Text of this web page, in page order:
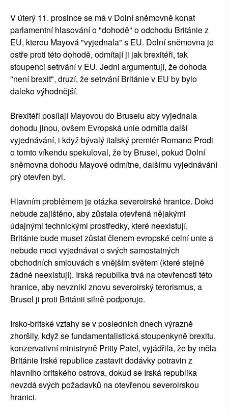
V úterý 11. prosince se má v Dolní sněmovně konat
parlamentní hlasování o "dohodě" o odchodu Británie z
EU, kterou Mayová "vyjednala" s EU. Dolní sněmovna je
ostře proti této dohodě, odmítají ji jak brexitéři, tak
stoupenci setrvání v EU. Jedni argumentují, že dohoda
"není brexit", druzí, že setrvání Británie v EU by bylo
daleko výhodnější.
Brexitéři posílají Mayovou do Bruselu aby vyjednala
dohodu jinou, ovšem Evropská unie odmítla další
vyjednávání, i když bývalý italský premiér Romano Prodi
o tomto víkendu spekuloval, že by Brusel, pokud Dolní
sněmovna dohodu Mayové odmítne, dalšímu vyjednávání
prý otevřen byl.
Hlavním problémem je otázka severoirské hranice. Dokd
nebude zajištěno, aby zůstala otevřená nějakými
údajnými technickými prostředky, které neexistují,
Británie bude muset zůstat členem evropské celní unie a
nebude moci vyjednávat o svých samostatných
obchodních smlouvách s vnějším světem (které stejně
žádné neexistují). Irská republika trvá na otevřenosti této
hranice, aby nevznikl znovu severoirský terorismus, a
Brusel ji proti Británii silně podporuje.
Irsko-britské vztahy se v posledních dnech výrazně
zhoršily, když se fundamentalistická stoupenkyně brexitu,
konzervativní ministryně Pritty Patel, vyjádřila, že by měla
Británie Irské republice zastavit dodávky potravin z
hlavního britského ostrova, dokud se Irská republika
nevzdá svých požadavků na otevřenou severoirskou
hranici.